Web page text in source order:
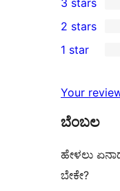
star
reviews
4-
star
reviews
0
3-
star
3 stars
2-
reviews
2 stars
star
reviews
1 star
Your
ಬೆಂಬಲ
ಹೇಳಲು
ಬೇಕೇ?